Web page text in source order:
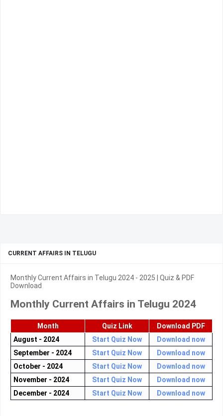
CURRENT AFFAIRS IN TELUGU
Monthly Current Affairs in Telugu 2024 - 2025 | Quiz & PDF
Download
Monthly Current Affairs in Telugu 2024
Month Quiz Link
Download PDF
August - 2024
Start Quiz Now
Download now
September - 2024
Start Quiz Now
Download now
October - 2024
Start Quiz Now
Download now
November - 2024
Start Quiz Now
Download now
December - 2024
Start Quiz Now Download now